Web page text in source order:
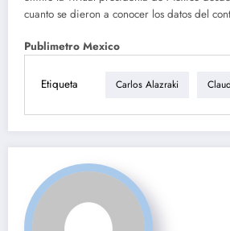
cuanto se dieron a conocer los datos del
Publimetro Mexico
Etiqueta Carlos Alazraki